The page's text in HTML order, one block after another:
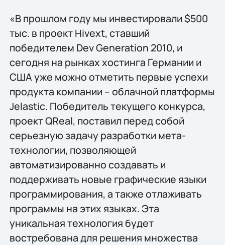
«В прошлом году мы инвестировали $500
тыс. в проект Hivext, ставший
победителем Dev Generation 2010, и
сегодня на рынках хостинга Германии и
США уже можно отметить первые успехи
продукта компании – облачной платформы
Jelastic. Победитель текущего конкурса,
проект QReal, поставил перед собой
серьезную задачу разработки мета-
технологии, позволяющей
автоматизированно создавать и
поддерживать новые графические языки
программирования, а также отлаживать
программы на этих языках. Эта
уникальная технология будет
востребована для решения множества